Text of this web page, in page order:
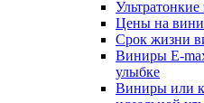
Цены на
Срок жизни
Виниры E-
улыбке
Виниры или